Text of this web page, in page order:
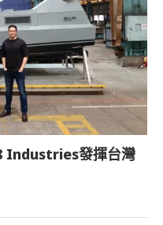
Industries發揮台灣